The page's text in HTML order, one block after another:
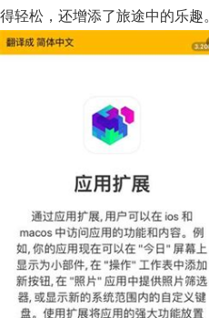
得轻松，还增添了旅途中的乐趣。